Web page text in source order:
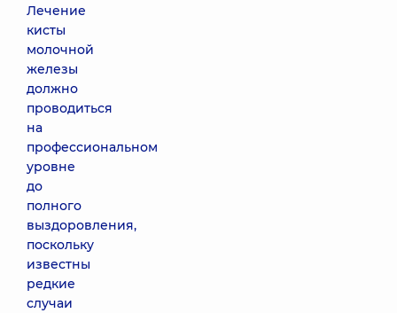
Лечение
кисты
молочной
железы
должно
проводиться
на
профессиональном
уровне
до
полного
выздоровления,
поскольку
известны
редкие
случаи